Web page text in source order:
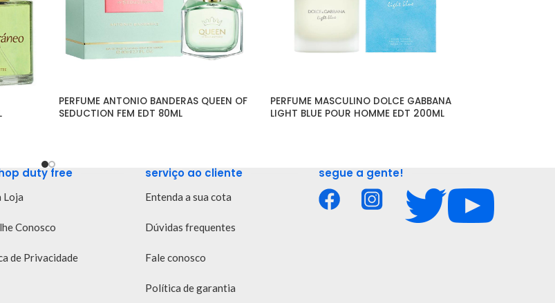
PERFUME ANTONIO BANDERAS QUEEN OF
SEDUCTION FEM EDT 80ML
PERFUME MASCULINO DOLCE GABBANA
LIGHT BLUE POUR HOMME EDT 200ML
duty free
Loja
Conosco
de Privacidade
serviço ao cliente
Entenda a sua cota
Dúvidas frequentes
Fale conosco
Política de garantia
segue a gente!